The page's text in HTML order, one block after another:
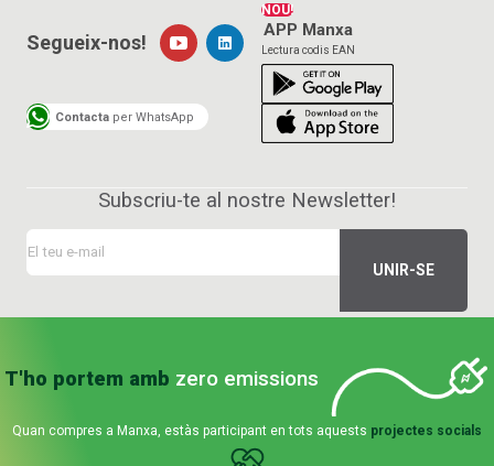
NOU!
APP Manxa
Lectura codis EAN
Segueix-nos!
Contacta per WhatsApp
Subscriu-te al nostre Newsletter!
T'ho portem amb zero emissions
Quan compres a Manxa, estàs participant en tots aquests projectes socials